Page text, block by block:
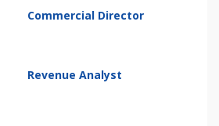
Commercial Director
Revenue Analyst